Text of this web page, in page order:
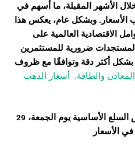
خلال الأشهر المقبلة، ما أسهم في
الأسعار. وبشكل عام، يعكس هذا
الاقتصادية العالمية على
ضرورية للمستثمرين
بشكل أكثر دقة وتوافقًا مع ظروف
والطاقة. أسعار الذهب
فيما يلي جدول يوضح أسعار بعض السلع الأساسية يوم الجمعة، 29